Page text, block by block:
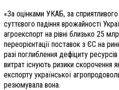
«За оцінками УКАБ, за
суттєвого падіння врожайності
агроекспорт на рівні близько 25
переорієнтації поставок з ЄС на
разі поглиблення дефіциту
витрат існують ризики скорочення
експорту української
резюмувала вона.